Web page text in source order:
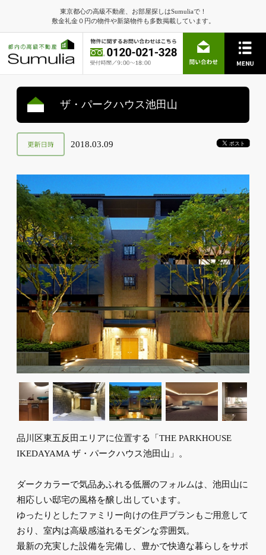
東京都心の高級不動産、お部屋探しはSumuliaで！
敷金礼金０円の物件や新築物件も多数掲載しています。
ザ・パークハウス池田山
2018.03.09
品川区東五反田エリアに位置する「THE PARKHOUSE
IKEDAYAMA ザ・パークハウス池田山」。
ダークカラーで気品あふれる低層のフォルムは、池田山に
相応しい邸宅の風格を醸し出しています。
ゆったりとしたファミリー向けの住戸プランもご用意して
おり、室内は高級感溢れるモダンな雰囲気。
最新の充実した設備を完備し、豊かで快適な暮らしをサポ